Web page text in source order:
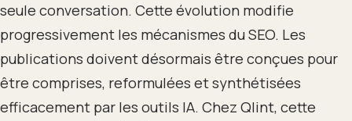
seule conversation. Cette évolution modifie
progressivement les mécanismes du SEO. Les
publications doivent désormais être conçues pour
être comprises, reformulées et synthétisées
efficacement par les outils IA. Chez Qlint, cette